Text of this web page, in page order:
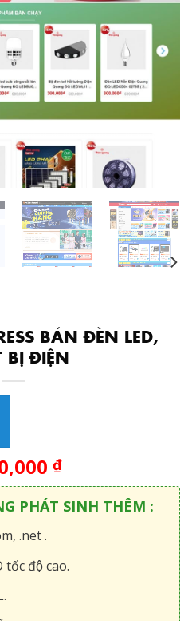
BÁN ĐÈN LED,
BỊ ĐIỆN
₫
PHÁT SINH THÊM :
.net .
tốc độ cao.